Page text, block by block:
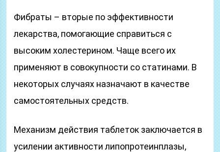
Фибраты – вторые по эффективности
лекарства, помогающие справиться с
высоким холестерином. Чаще всего их
применяют в совокупности со статинами. В
некоторых случаях назначают в качестве
самостоятельных средств.
Механизм действия таблеток заключается в
усилении активности липопротеинплазы,